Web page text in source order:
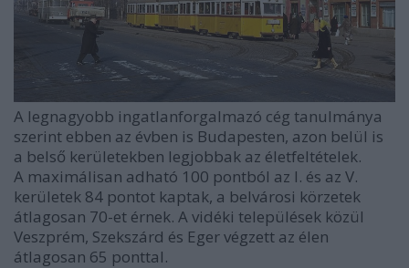
A legnagyobb ingatlanforgalmazó cég tanulmánya
szerint ebben az évben is Budapesten, azon belül is
a belső kerületekben legjobbak az életfeltételek.
A maximálisan adható 100 pontból az I. és az V.
kerületek 84 pontot kaptak, a belvárosi körzetek
átlagosan 70-et érnek. A vidéki települések közül
Veszprém, Szekszárd és Eger végzett az élen
átlagosan 65 ponttal.